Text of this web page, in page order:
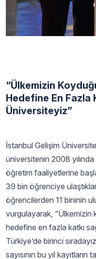
“Ülkemizin
Hedefine En Fazla
Üniversiteyiz”
İstanbul Gelişim
üniversitenin 2008
öğretim faaliyetlerine
39 bin öğrenciye
öğrencilerden 11 bininin
vurgulayarak, “Ülkemizin
hedefine en fazla katkı
Türkiye’de birinci
sayısının bu yıl